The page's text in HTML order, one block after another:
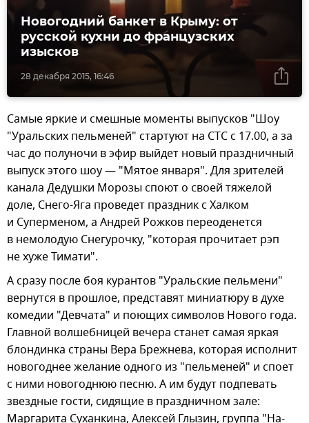
28 декабря 2015, 16:46
Новогодний банкет в Крыму: от
русской кухни до французских
изысков
Самые яркие и смешные моменты выпусков "Шоу
"Уральских пельменей" стартуют на СТС с 17.00, а за
час до полуночи в эфир выйдет новый праздничный
выпуск этого шоу — "Мятое января". Для зрителей
канала Дедушки Морозы споют о своей тяжелой
доле, Снего-Яга проведет праздник с Халком
и Суперменом, а Андрей Рожков переоденется
в немолодую Снегурочку, "которая прочитает рэп
не хуже Тимати".
А сразу после боя курантов "Уральские пельмени"
вернутся в прошлое, представят миниатюру в духе
комедии "Девчата" и поющих символов Нового года.
Главной волшебницей вечера станет самая яркая
блондинка страны Вера Брежнева, которая исполнит
новогоднее желание одного из "пельменей" и споет
с ними новогоднюю песню. А им будут подпевать
звездные гости, сидящие в праздничном зале:
Маргарита Суханкина, Алексей Глызин, группа "На-